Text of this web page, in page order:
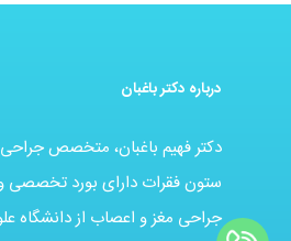
درباره دکتر باغبان
دکتر فهیم باغبان، متخصص
ستون فقرات دارای بورد تخصصی
جراحی مغز و اعصاب از دانشگاه